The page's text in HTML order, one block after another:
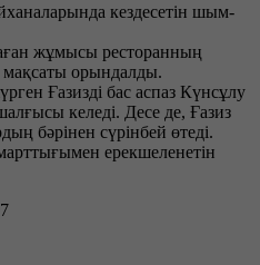
кездесетін шым-
жұмысы ресторанның
мақсаты орындалды.
Ғазизді бас аспаз Күнсұлу
келеді. Десе де, Ғазиз
бәрінен сүрінбей өтеді.
ерекшеленетін